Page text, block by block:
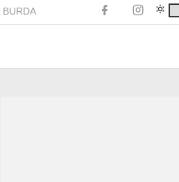
BURDA